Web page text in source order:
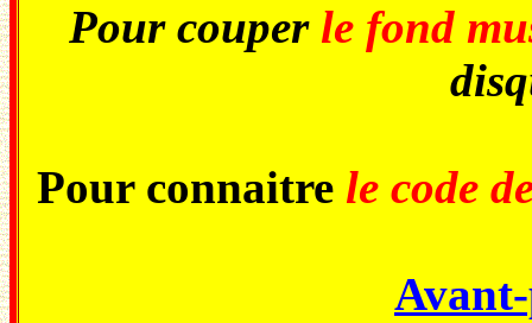
Pour couper le fond
Pour connaitre le code